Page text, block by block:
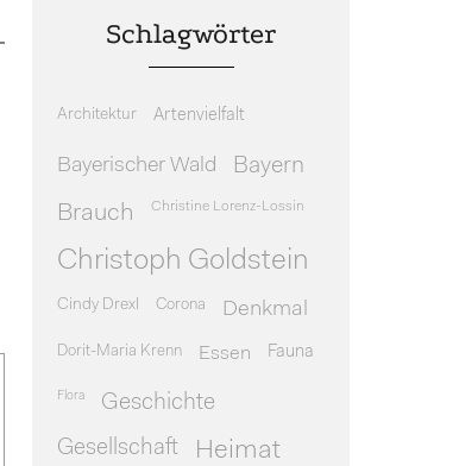
Schlagwörter
Architektur Artenvielfalt
Bayerischer Wald Bayern
Brauch Christine Lorenz-Lossin
Christoph Goldstein
Cindy Drexl Corona Denkmal
Dorit-Maria Krenn Essen Fauna
Flora Geschichte
Gesellschaft
Heimat